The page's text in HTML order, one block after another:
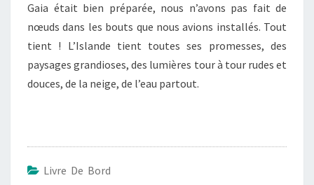
Gaia était bien préparée, nous n’avons pas fait de
nœuds dans les bouts que nous avions installés. Tout
tient ! L’Islande tient toutes ses promesses, des
paysages grandioses, des lumières tour à tour rudes et
douces, de la neige, de l’eau partout.
Livre De Bord